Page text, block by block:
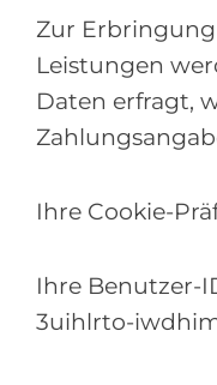
Zur
Leistungen
Daten erfragt,
Ihre Cookie-
Ihre Benutzer-
3uihlrto-